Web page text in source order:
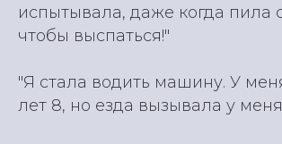
испытывала, даже когда пила
чтобы выспаться!"
"Я стала водить машину. У
лет 8, но езда вызывала у